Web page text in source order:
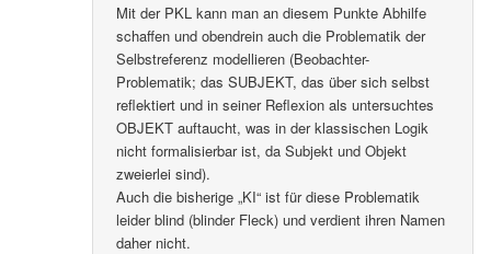
Mit der PKL kann man an diesem Punkte Abhilfe
schaffen und obendrein auch die Problematik der
Selbstreferenz modellieren (Beobachter-
Problematik; das SUBJEKT, das über sich selbst
reflektiert und in seiner Reflexion als untersuchtes
OBJEKT auftaucht, was in der klassischen Logik
nicht formalisierbar ist, da Subjekt und Objekt
zweierlei sind).
Auch die bisherige „KI“ ist für diese Problematik
leider blind (blinder Fleck) und verdient ihren Namen
daher nicht.